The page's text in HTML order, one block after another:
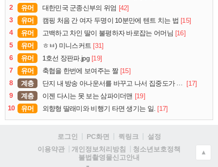
2
유머 대한민국 군종신부의 위엄 [42]
3
유머 캠핑 처음 간 여자 두명이 10분만에 텐트 치는 법 [15]
4
유머 고백하고 차인 딸이 불평하자 바로잡는 어머님 [16]
5
유머 ㅎㅂ) 미니스커트 [31]
6
유머 1호선 장판파.jpg [19]
7
유머 축협을 한번에 보여주는 짤 [15]
8
계층 단지 내 방송 아나운서를 바꾸고 나서 집중도가 확 올라갔다는 한 아파트의 안내방송
[17]
9
계층 이젠 다시는 못 보는 삼파이더맨 [19]
10
유머 외향형 딸래미와 비행기 타면 생기는 일. [17]
로그인 PC화면 퀵링크
설정
이용약관
개인정보처리방침
청소년보호정책
불법촬영물신고안내
▲